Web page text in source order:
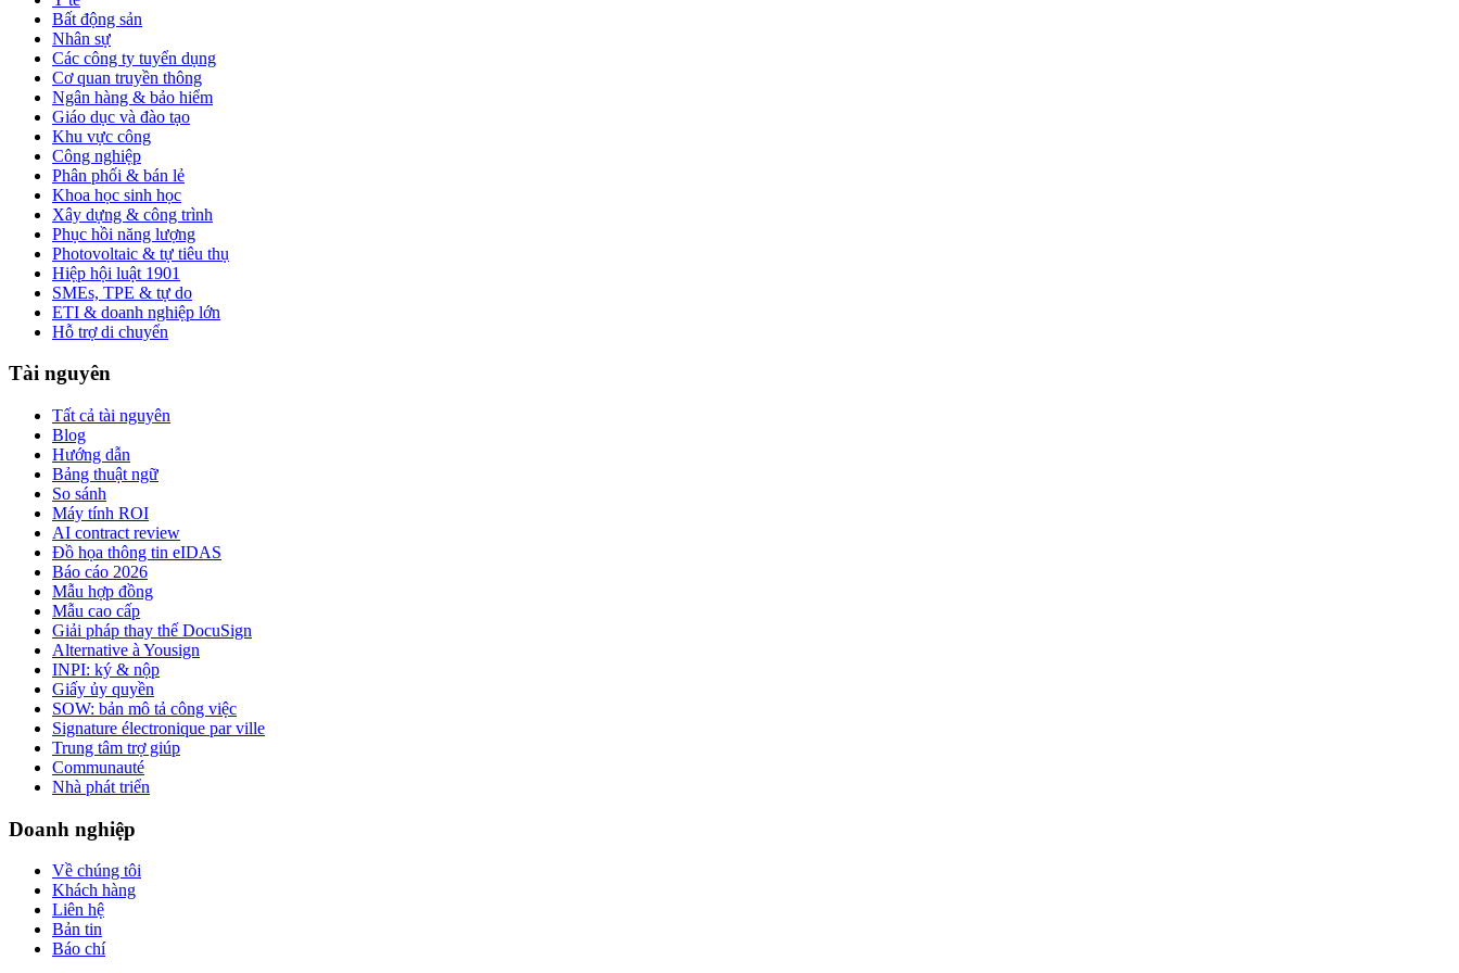
Bất động sản
Nhân sự
Các công ty tuyển dụng
Cơ quan truyền thông
Ngân hàng & bảo hiểm
Giáo dục và đào tạo
Khu vực công
Công nghiệp
Phân phối & bán lẻ
Khoa học sinh học
Xây dựng & công trình
Phục hồi năng lượng
Photovoltaic & tự tiêu thụ
Hiệp hội luật 1901
SMEs, TPE & tự do
ETI & doanh nghiệp lớn
Hỗ trợ di chuyển
Tài nguyên
Tất cả tài nguyên
Blog
Hướng dẫn
Bảng thuật ngữ
So sánh
Máy tính ROI
AI contract review
Đồ họa thông tin eIDAS
Báo cáo 2026
Mẫu hợp đồng
Mẫu cao cấp
Giải pháp thay thế DocuSign
Alternative à Yousign
INPI: ký & nộp
Giấy ủy quyền
SOW: bản mô tả công việc
Signature électronique par ville
Trung tâm trợ giúp
Communauté
Nhà phát triển
Doanh nghiệp
Về chúng tôi
Khách hàng
Liên hệ
Bản tin
Báo chí